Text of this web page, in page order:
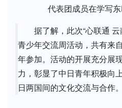
代表团成员在学写东
据了解，此次“心联通
青少年交流周活动，共有来
年参加。活动的开展充分展
力，彰显了中日青年积极向
日两国间的文化交流与合作。